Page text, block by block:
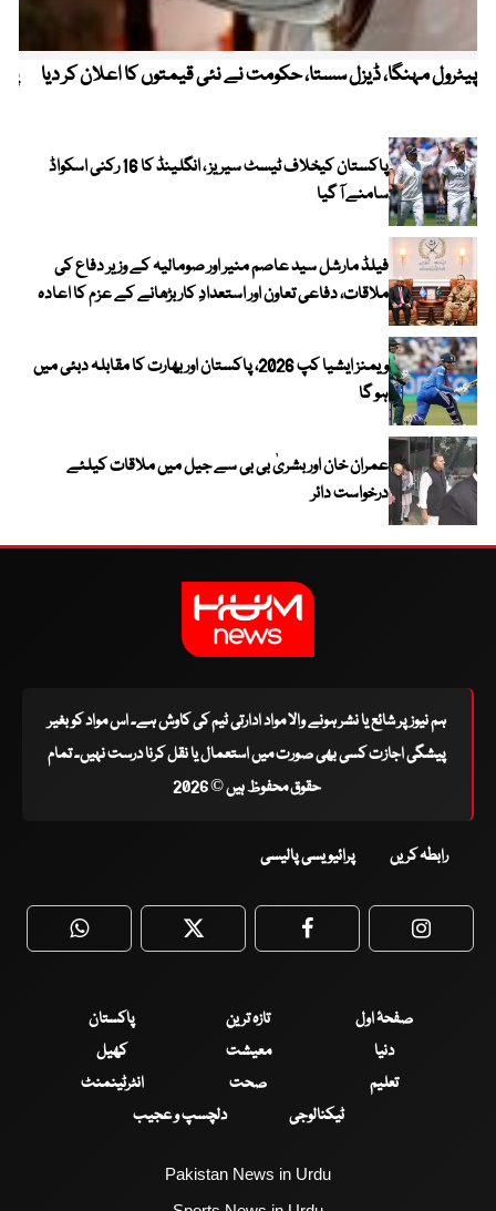
پیٹرول مہنگا، ڈیزل سستا، حکومت نے نئی قیمتوں کا اعلان کر دیا
پاکستان کیخلاف ٹیسٹ سیریز ، انگلینڈ کا 16 رکنی اسکواڈ
سامنے آ گیا
فیلڈ مارشل سید عاصم منیر اور صومالیہ کے وزیر دفاع کی
ملاقات، دفاعی تعاون اور استعدادِ کار بڑھانے کے عزم کا اعادہ
ویمنز ایشیا کپ 2026، پاکستان اور بھارت کا مقابلہ دبئی میں
ہو گا
عمران خان اور بشریٰ بی بی سے جیل میں ملاقات کیلئے
درخواست دائر
ہم نیوز پر شائع یا نشر ہونے والا مواد ادارتی ٹیم کی کاوش ہے۔ اس مواد کو بغیر
پیشگی اجازت کسی بھی صورت میں استعمال یا نقل کرنا درست نہیں۔ تمام
حقوق محفوظ ہیں © 2026
رابطہ کریں پرائیویسی پالیسی
WhatsApp Twitter Facebook
صفحۂ اول تازہ ترین
پاکستان
دنیا
معیشت
کھیل
تعلیم
صحت
انٹرٹینمنٹ
ٹیکنالوجی
دلچسپ و عجیب
Pakistan News in Urdu